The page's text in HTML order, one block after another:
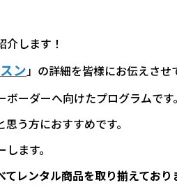
します！
ン 」の詳細を皆様にお伝えさせ
ーダーへ向けたプログラムです。
う方におすすめです。
ます。
てレンタル商品を取り揃えており